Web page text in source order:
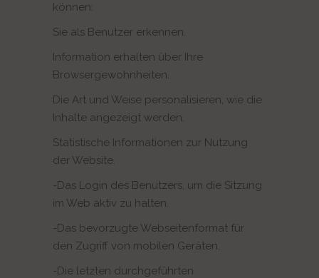
können:
Sie als Benutzer erkennen.
Information erhalten über Ihre
Browsergewohnheiten.
Die Art und Weise personalisieren, wie die
Inhalte angezeigt werden.
Statistische Informationen zur Nutzung
der Website.
-Das Login des Benutzers, um die Sitzung
im Web aktiv zu halten.
-Das bevorzugte Webseitenformat für
den Zugriff von mobilen Geräten.
-Die letzten durchgeführten